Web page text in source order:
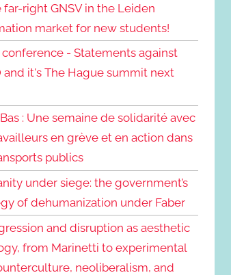
far-right GNSV in the Leiden
market for new students!
conference - Statements against
and it's The Hague summit next
: Une semaine de solidarité avec
en grève et en action dans
publics
under siege: the government’s
of dehumanization under Faber
and disruption as aesthetic
from Marinetti to experimental
neoliberalism, and